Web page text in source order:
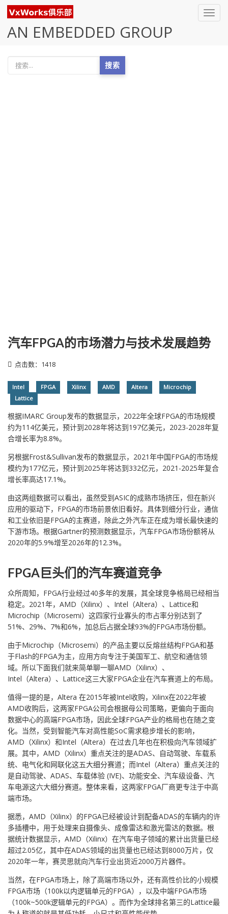
AN EMBEDDED GROUP
搜索
汽车FPGA的市场潜力与技术发展趋势
点击数：1418
Intel FPGA Xilinx AMD Altera
Microchip
Lattice
根据IMARC Group发布的数据显示，2022年全球FPGA的市场规模
约为114亿美元，预计到2028年将达到197亿美元，2023-2028年复
合增长率为8.8%。
另根据Frost&Sullivan发布的数据显示，2021年中国FPGA的市场规
模约为177亿元，预计到2025年将达到332亿元，2021-2025年复合
增长率高达17.1%。
由这两组数据可以看出，虽然受到ASIC的成熟市场挤压，但在新兴
应用的驱动下，FPGA的市场前景依旧看好。具体到细分行业，通信
和工业依旧是FPGA的主赛道，除此之外汽车正在成为增长最快速的
下游市场。根据Gartner的预测数据显示，汽车FPGA市场份额将从
2020年的5.9%增至2026年的12.3%。
FPGA巨头们的汽车赛道竞争
众所周知，FPGA行业经过40多年的发展，其全球竞争格局已经相当
稳定。2021年，AMD（Xilinx）、Intel（Altera）、Lattice和
Microchip（Microsemi）这四家行业寡头的市占率分别达到了
51%、29%、7%和6%，加总后占据全球93%的FPGA市场份额。
由于Microchip（Microsemi）的产品主要以反熔丝结构FPGA和基
于Flash的FPGA为主，应用方向专注于美国军工、航空和通信领
域。所以下面我们就来简单聊一聊AMD（Xilinx）、
Intel（Altera）、Lattice这三大家FPGA企业在汽车赛道上的布局。
值得一提的是，Altera 在2015年被Intel收购，Xilinx在2022年被
AMD收购后，这两家FPGA公司会根据母公司策略，更偏向于面向
数据中心的高端FPGA市场，因此全球FPGA产业的格局也在随之变
化。当然，受到智能汽车对高性能SoC需求稳步增长的影响，
AMD（Xilinx）和Intel（Altera）在过去几年也在积极向汽车领域扩
展。其中，AMD（Xilinx）重点关注的是ADAS、自动驾驶、车载系
统、电气化和网联化这五大细分赛道；而Intel（Altera）重点关注的
是自动驾驶、ADAS、车载体验 (IVE)、功能安全、汽车级设备、汽
车电源这六大细分赛道。整体来看，这两家FPGA厂商更专注于中高
端市场。
据悉，AMD（Xilinx）的FPGA已经被设计到配备ADAS的车辆内的许
多插槽中，用于处理来自摄像头、成像雷达和激光雷达的数据。根
据统计数据显示，AMD（Xilinx）在汽车电子领域的累计出货量已经
超过2.05亿，其中在ADAS领域的出货量也已经达到8000万片，仅
2020年一年，赛灵思就向汽车行业出货近2000万片器件。
当然，在FPGA市场上，除了高端市场以外，还有高性价比的小规模
FPGA市场（100k以内逻辑单元的FPGA），以及中端FPGA市场
（100k~500k逻辑单元的FPGA）。而作为全球排名第三的Lattice最